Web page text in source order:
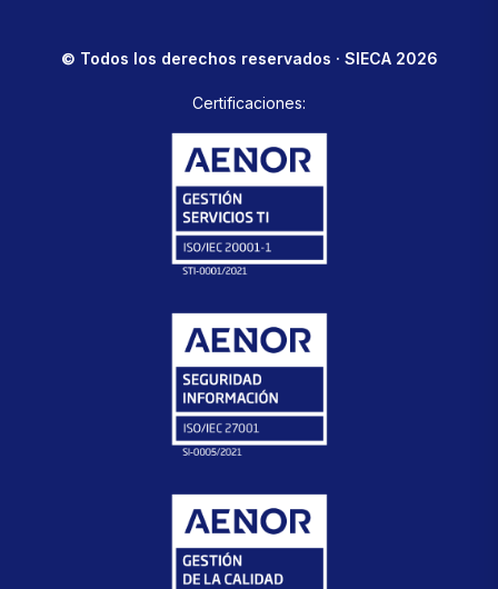
© Todos los derechos reservados · SIECA 2026
Certificaciones: